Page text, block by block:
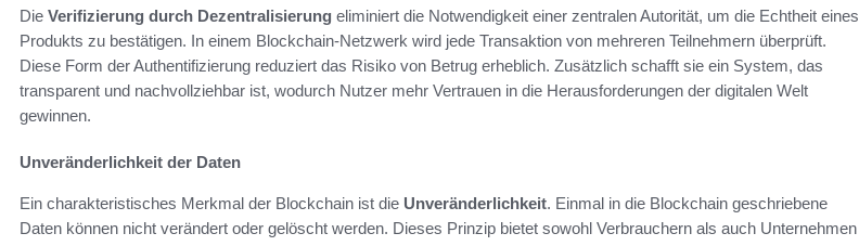
Die Verifizierung durch Dezentralisierung eliminiert die Notwendigkeit einer zentralen Autorität, um die Echtheit eines
Produkts zu bestätigen. In einem Blockchain-Netzwerk wird jede Transaktion von mehreren Teilnehmern überprüft.
Diese Form der Authentifizierung reduziert das Risiko von Betrug erheblich. Zusätzlich schafft sie ein System, das
transparent und nachvollziehbar ist, wodurch Nutzer mehr Vertrauen in die Herausforderungen der digitalen Welt
gewinnen.
Unveränderlichkeit der Daten
Ein charakteristisches Merkmal der Blockchain ist die Unveränderlichkeit. Einmal in die Blockchain geschriebene
Daten können nicht verändert oder gelöscht werden. Dieses Prinzip bietet sowohl Verbrauchern als auch Unternehmen